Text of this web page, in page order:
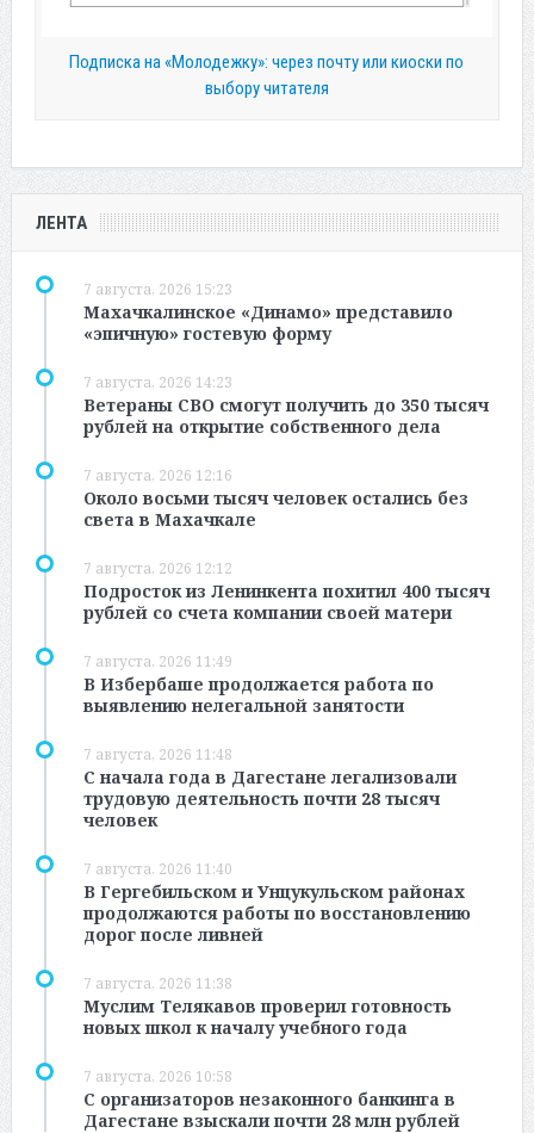
Подписка на «Молодежку»: через почту или киоски по
выбору читателя
ЛЕНТА
7 августа, 2026 15:23
Махачкалинское «Динамо» представило
«эпичную» гостевую форму
7 августа, 2026 14:23
Ветераны СВО смогут получить до 350 тысяч
рублей на открытие собственного дела
7 августа, 2026 12:16
Около восьми тысяч человек остались без
света в Махачкале
7 августа, 2026 12:12
Подросток из Ленинкента похитил 400 тысяч
рублей со счета компании своей матери
7 августа, 2026 11:49
В Избербаше продолжается работа по
выявлению нелегальной занятости
7 августа, 2026 11:48
С начала года в Дагестане легализовали
трудовую деятельность почти 28 тысяч
человек
7 августа, 2026 11:40
В Гергебильском и Унцукульском районах
продолжаются работы по восстановлению
дорог после ливней
7 августа, 2026 11:38
Муслим Телякавов проверил готовность
новых школ к началу учебного года
7 августа, 2026 10:58
С организаторов незаконного банкинга в
Дагестане взыскали почти 28 млн рублей